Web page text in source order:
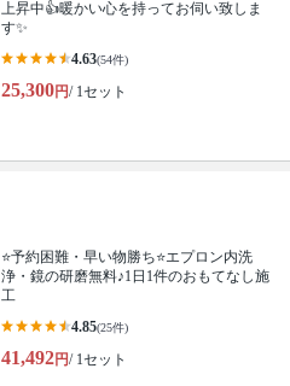
上昇中👍暖かい心を持ってお伺い致しま
す✨
4.63(54件)
25,300円/ 1セット
⭐️予約困難・早い物勝ち⭐️エプロン内洗
浄・鏡の研磨無料♪1日1件のおもてなし施
工
4.85(25件)
41,492円/ 1セット